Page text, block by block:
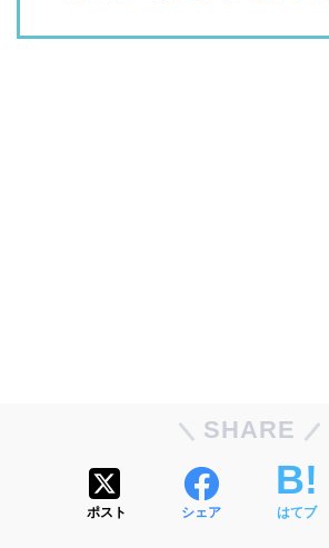
SHARE
ポスト シェア はてブ